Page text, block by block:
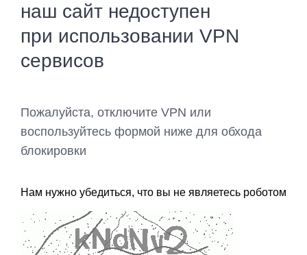
наш сайт недоступен
при использовании VPN
сервисов
Пожалуйста, отключите VPN или
воспользуйтесь формой ниже для обхода
блокировки
Нам нужно убедиться, что вы не являетесь роботом